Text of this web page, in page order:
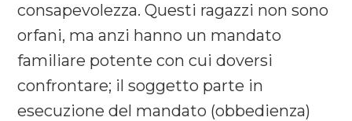
consapevolezza. Questi ragazzi non sono
orfani, ma anzi hanno un mandato
familiare potente con cui doversi
confrontare; il soggetto parte in
esecuzione del mandato (obbedienza)